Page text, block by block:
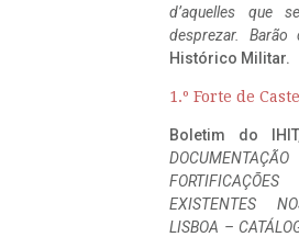
d’aquelles que
desprezar. Barão
Histórico Militar.
1.º Forte de
Boletim do
EXISTENTES
LISBOA –